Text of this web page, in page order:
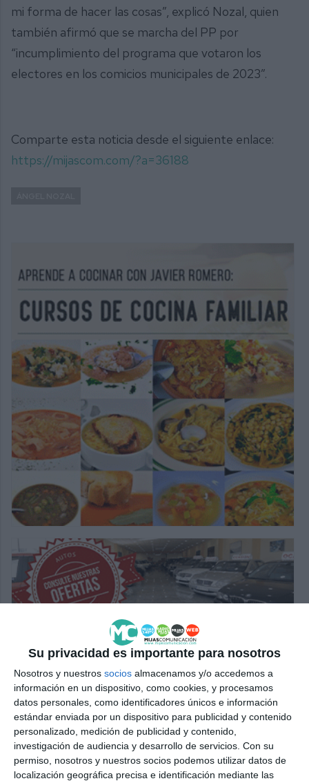
Su privacidad es importante para nosotros
Nosotros y nuestros socios almacenamos y/o accedemos a
información en un dispositivo, como cookies, y procesamos
datos personales, como identificadores únicos e información
estándar enviada por un dispositivo para publicidad y contenido
personalizado, medición de publicidad y contenido,
investigación de audiencia y desarrollo de servicios. Con su
permiso, nosotros y nuestros socios podemos utilizar datos de
localización geográfica precisa e identificación mediante las
mi forma de hacer las cosas”, explicó Nozal, quien
también afirmó que se marcha del PP por
“incumplimiento del programa que votaron los
electores en los comicios municipales de 2023”.
Comparte esta noticia desde el siguiente enlace:
https://mijascom.com/?a=36188